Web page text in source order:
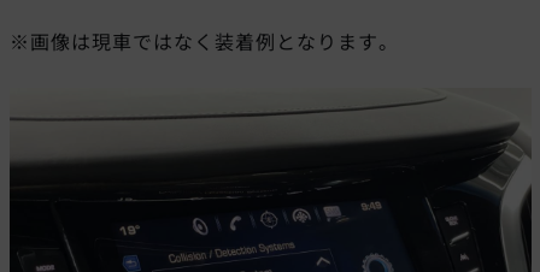
※画像は現車ではなく装着例となります。